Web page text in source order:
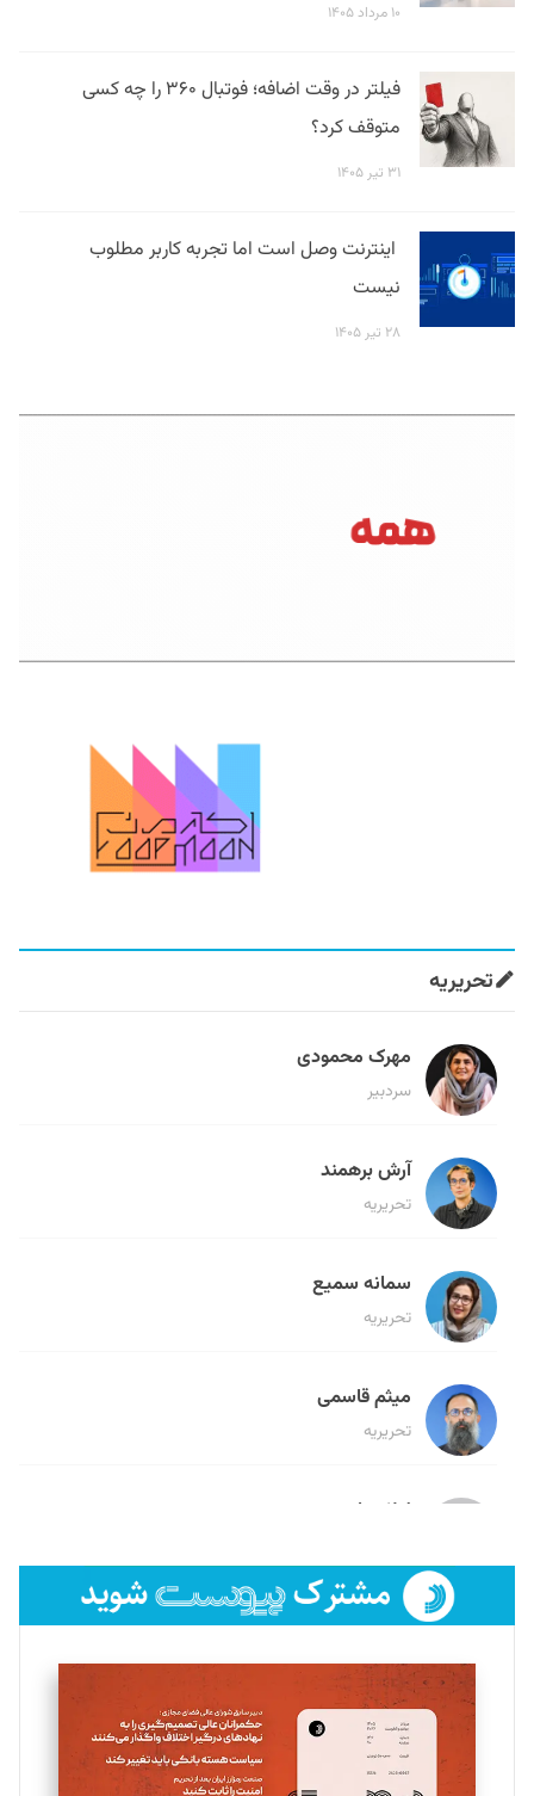
۱۰ مرداد ۱۴۰۵
فیلتر در وقت اضافه؛ فوتبال ۳۶۰ را چه کسی
متوقف کرد؟
۳۱ تیر ۱۴۰۵
اینترنت وصل است اما تجربه کاربر مطلوب
نیست
۲۸ تیر ۱۴۰۵
تحریریه
مهرک محمودی
سردبیر
آرش برهمند
تحریریه
سمانه سمیع
تحریریه
میثم قاسمی
تحریریه
لیلا حنارود
فائزه فتحی رستمی
تحریریه
سروش کرمیان
تحریریه